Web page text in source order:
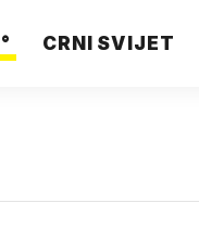
CRNI SVIJET